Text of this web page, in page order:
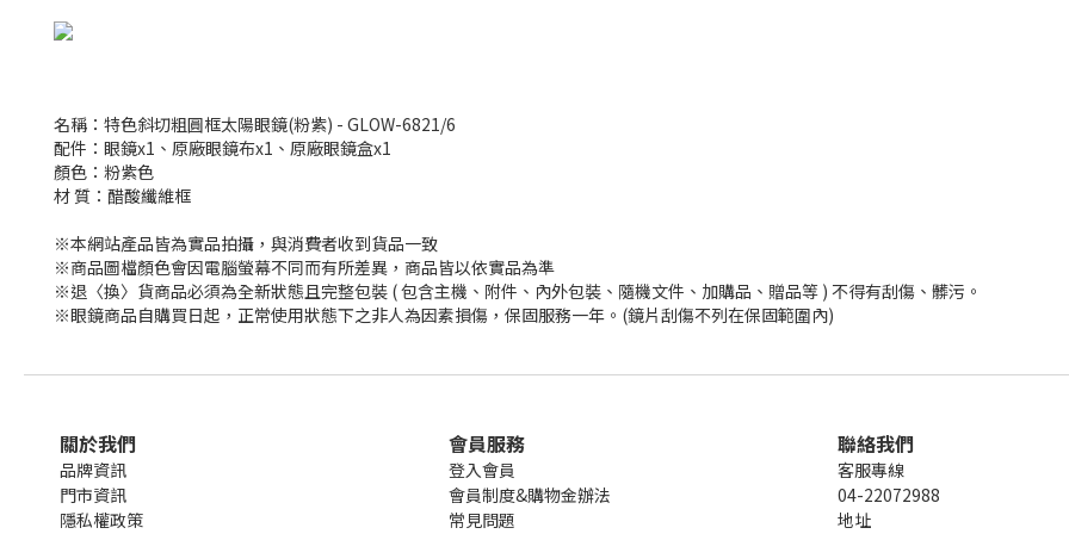
名稱：特色斜切粗圓框太陽眼鏡(粉紫) - GLOW-6821/6
配件：眼鏡x1、原廠眼鏡布x1、原廠眼鏡盒x1
顏色：粉紫色
材 質：醋酸纖維框
※本網站產品皆為實品拍攝，與消費者收到貨品一致
※商品圖檔顏色會因電腦螢幕不同而有所差異，商品皆以依實品為準
※退〈換〉貨商品必須為全新狀態且完整包裝 ( 包含主機、附件、內外包裝、隨機文件、加購品、贈品等 ) 不得有刮傷、髒污。
※眼鏡商品自購買日起，正常使用狀態下之非人為因素損傷，保固服務一年。(鏡片刮傷不列在保固範圍內)
關於我們
品牌資訊
門市資訊
隱私權政策
會員服務
登入會員
會員制度&購物金辦法
常見問題
聯絡我們
客服專線
04-22072988
地址